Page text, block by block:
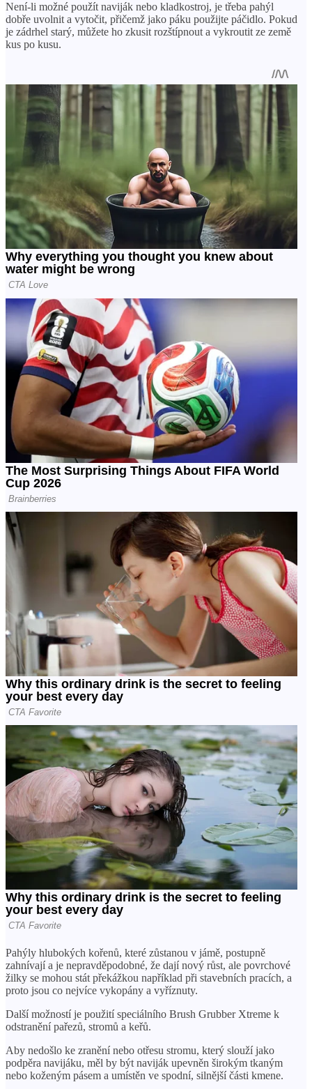
Není-li možné použít naviják nebo kladkostroj, je třeba pahýl
dobře uvolnit a vytočit, přičemž jako páku použijte páčidlo. Pokud
je zádrhel starý, můžete ho zkusit rozštípnout a vykroutit ze země
kus po kusu.
Pahýly hlubokých kořenů, které zůstanou v jámě, postupně
zahnívají a je nepravděpodobné, že dají nový růst, ale povrchové
žilky se mohou stát překážkou například při stavebních pracích, a
proto jsou co nejvíce vykopány a vyříznuty.
Další možností je použití speciálního Brush Grubber Xtreme k
odstranění pařezů, stromů a keřů.
Aby nedošlo ke zranění nebo otřesu stromu, který slouží jako
podpěra navijáku, měl by být naviják upevněn širokým tkaným
nebo koženým pásem a umístěn ve spodní, silnější části kmene.